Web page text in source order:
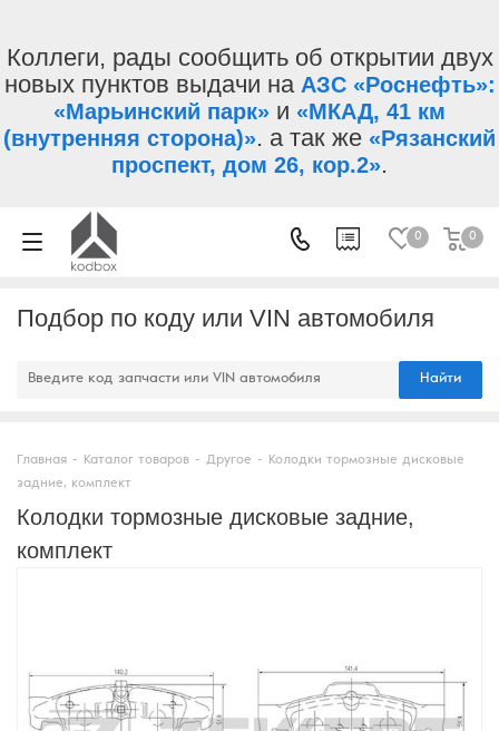
Коллеги, рады сообщить об открытии двух
новых пунктов выдачи на АЗС «Роснефть»:
«Марьинский парк» и «МКАД, 41 км
(внутренняя сторона)». а так же «Рязанский
проспект, дом 26, кор.2».
0 0
Подбор по коду или VIN автомобиля
Найти
Главная - Каталог товаров - Другое -
Колодки тормозные дисковые
задние, комплект
Колодки тормозные дисковые задние,
комплект